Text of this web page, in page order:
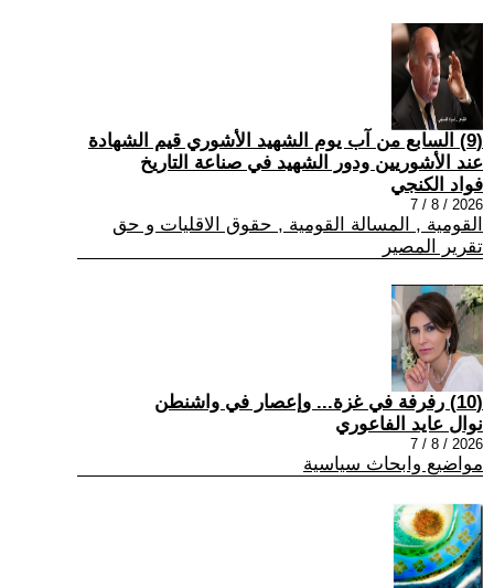
(9) السابع من آب يوم الشهيد الأشوري قيم الشهادة
عند الأشوريين ودور الشهيد في صناعة التاريخ
فواد الكنجي
2026 / 8 / 7
القومية , المسالة القومية , حقوق الاقليات و حق
تقرير المصير
(10) رفرفة في غزة... وإعصار في واشنطن
نوال عايد الفاعوري
2026 / 8 / 7
مواضيع وابحاث سياسية